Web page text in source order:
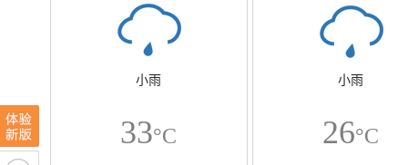
小雨
33°C
小雨
26°C